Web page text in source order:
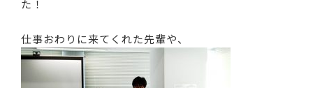
た！
仕事おわりに来てくれた先輩や、